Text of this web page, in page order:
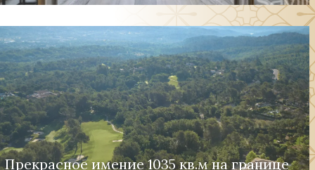
Прекрасное имение 1035 кв.м на границе